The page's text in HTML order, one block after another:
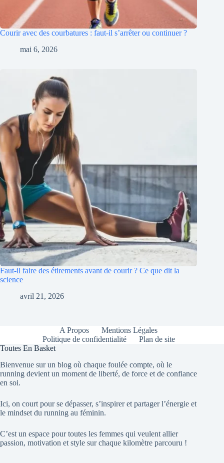
Courir avec des courbatures : faut-il s’arrêter ou continuer ?
mai 6, 2026
Faut-il faire des étirements avant de courir ? Ce que dit la
science
avril 21, 2026
A Propos
Mentions Légales
Politique de confidentialité
Plan de site
Toutes En Basket
Bienvenue sur un blog où chaque foulée compte, où le
running devient un moment de liberté, de force et de confiance
en soi.
Ici, on court pour se dépasser, s’inspirer et partager l’énergie et
le mindset du running au féminin.
C’est un espace pour toutes les femmes qui veulent allier
passion, motivation et style sur chaque kilomètre parcouru !